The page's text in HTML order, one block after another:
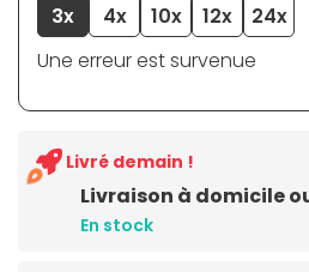
3x 4x 10x 12x
24x
Une erreur est survenue
Livraison à domicile
En stock
Livré demain !